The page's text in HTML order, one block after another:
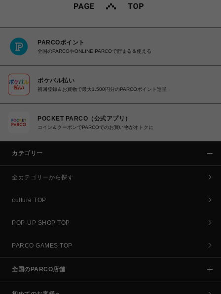
PARCOポイント
全国のPARCOやONLINE PARCOで貯まる＆使える
ポケパル払い
初回登録＆お買物で最大1,500円分のPARCOポイント進呈
POCKET PARCO（公式アプリ）
コイン＆クーポンでPARCOでのお買い物がオトクに
カテゴリー
全カテゴリーから探す
culture TOP
POP-UP SHOP TOP
PARCO GAMES TOP
全国のPARCO店舗